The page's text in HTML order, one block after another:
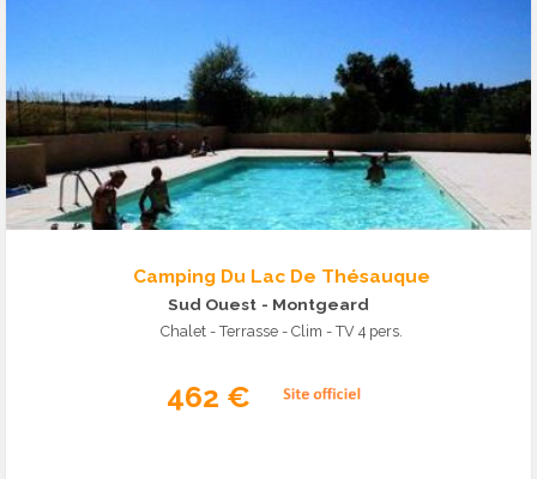
Camping Du Lac De Thésauque
Sud Ouest - Montgeard
Chalet - Terrasse - Clim - TV 4 pers.
462 €